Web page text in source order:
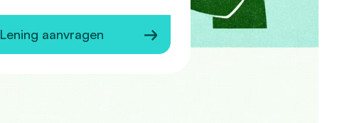
Lening aanvragen